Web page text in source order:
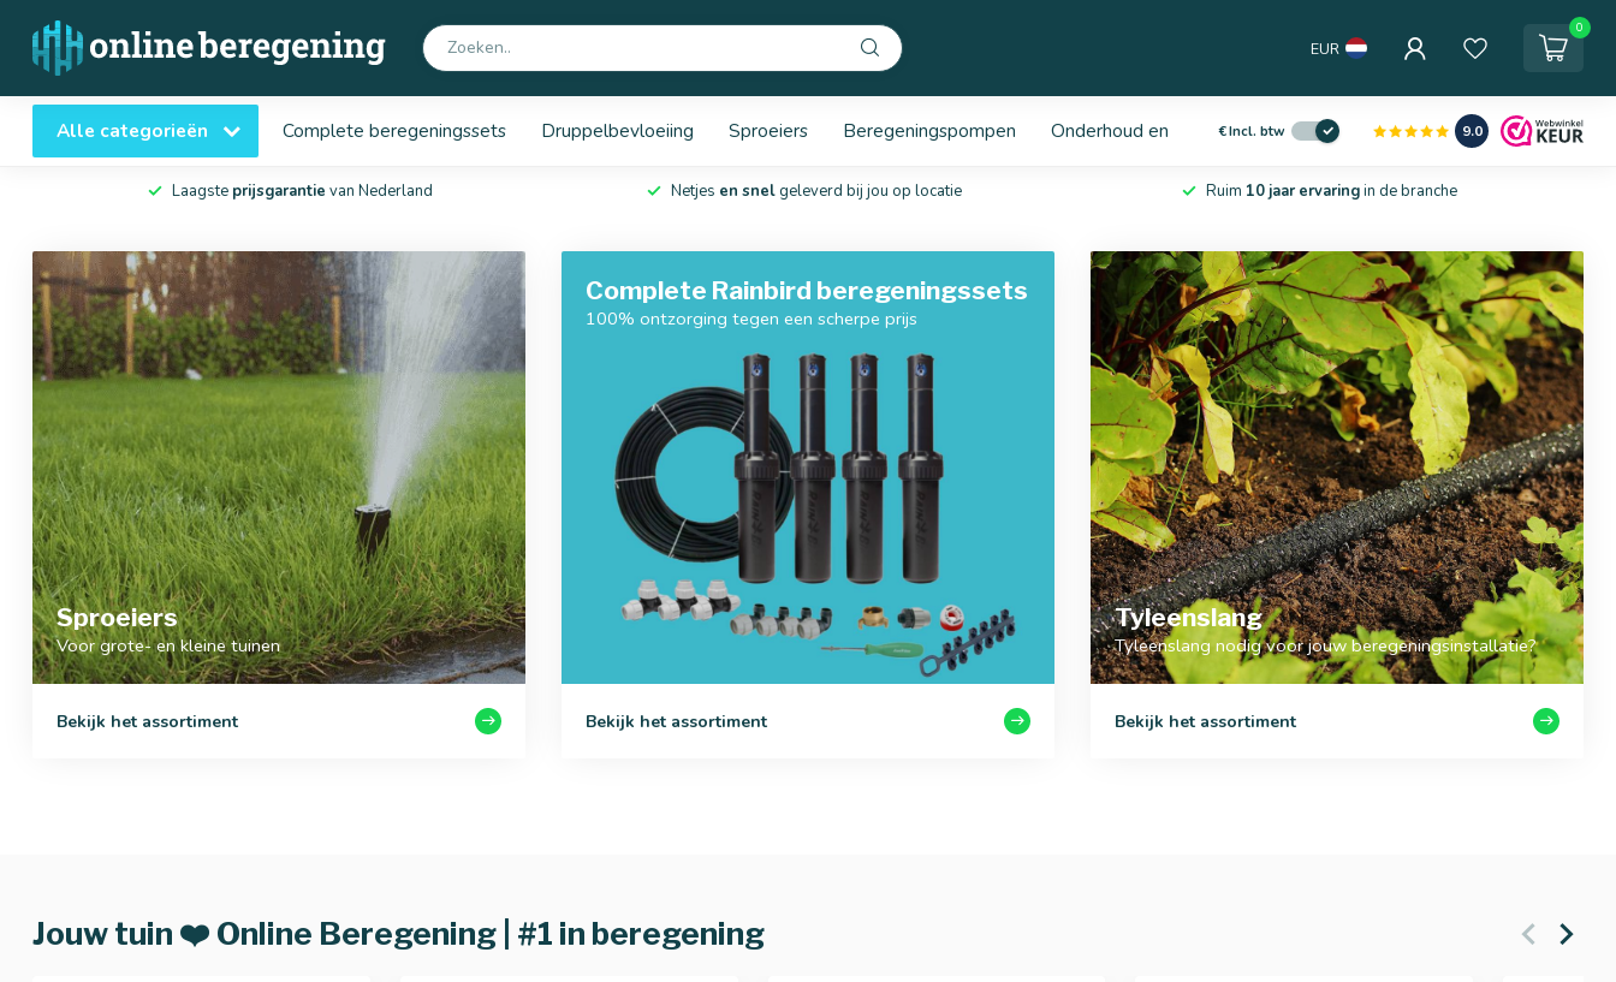
EUR
0
Alle categorieën Complete beregeningssets Druppelbevloeiing Sproeiers Beregeningspompen Onderhoud en service
€Incl. btw 9.0
Laagste prijsgarantie van Nederland Netjes en snelgeleverd bij jou op locatie Ruim 10 jaar ervaringin de branche
Sproeiers
Voor grote- en kleine tuinen
Bekijk het assortiment
Complete Rainbird beregeningssets
100% ontzorging tegen een scherpe prijs
Bekijk het assortiment
Tyleenslang
Tyleenslang nodig voor jouw beregeningsinstallatie?
Bekijk het assortiment
Jouw tuin ❤️ Online Beregening | #1 in beregening